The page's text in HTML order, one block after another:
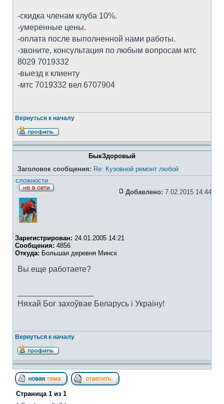
-скидка членам клуба 10%.
-умеренные цены.
-оплата после выполненной нами работы.
-звоните, консультация по любым вопросам мтс
8029 7019332
-выезд к клиенту
-мтс 7019332 вел 6707904
Вернуться к началу
БыкЗдоровый
Заголовок сообщения: Re: Кузовной ремонт любой
сложности.
Добавлено: 7.02.2015 14:44
Зарегистрирован: 24.01.2005 14:21
Сообщения: 4856
Откуда: Большая деревня Минск
Вы еще работаете?
Няхай Бог захоўвае Беларусь i Украiну!
Вернуться к началу
Страница 1 из 1